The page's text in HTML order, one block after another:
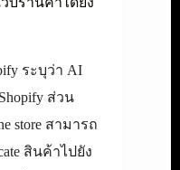
ระบุว่า AI
ส่วน
store สามารถ
สินค้าไปยัง